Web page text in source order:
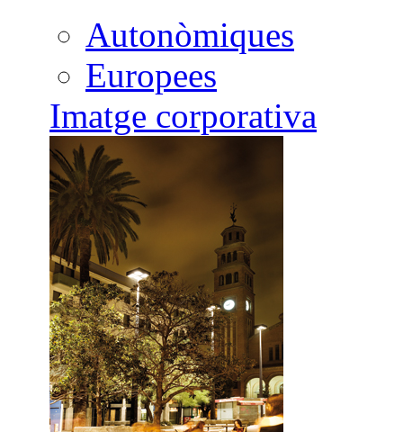
Autonòmiques
Europees
Imatge corporativa